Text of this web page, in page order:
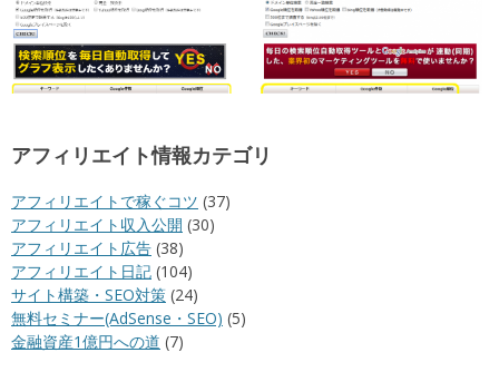
アフィリエイト情報カテゴリ
アフィリエイトで稼ぐコツ (37)
アフィリエイト収入公開 (30)
アフィリエイト広告 (38)
アフィリエイト日記 (104)
サイト構築・SEO対策 (24)
無料セミナー(AdSense・SEO) (5)
金融資産1億円への道 (7)